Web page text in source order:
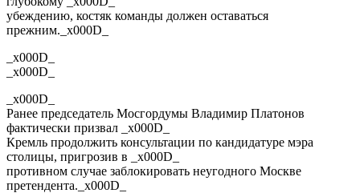
убеждению, костяк команды должен оставаться
прежним._x000D_
_x000D_
_x000D_
_x000D_
Ранее председатель Мосгордумы Владимир Платонов
фактически призвал _x000D_
Кремль продолжить консультации по кандидатуре мэра
столицы, пригрозив в _x000D_
противном случае заблокировать неугодного Москве
претендента._x000D_